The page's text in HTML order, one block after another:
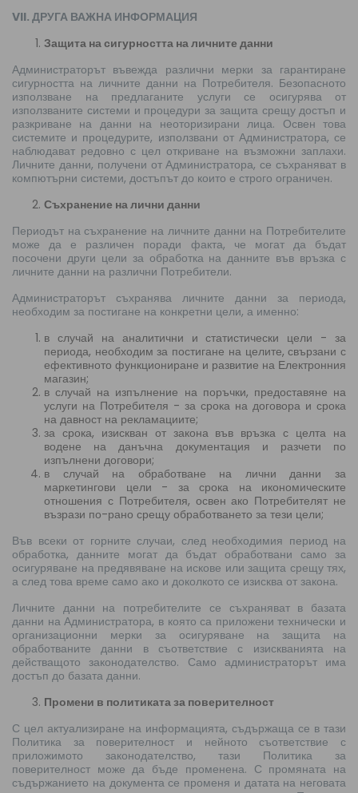
VII. ДРУГА ВАЖНА ИНФОРМАЦИЯ
Защита на сигурността на личните данни
Администраторът въвежда различни мерки за гарантиране
сигурността на личните данни на Потребителя. Безопасното
използване на предлаганите услуги се осигурява от
използваните системи и процедури за защита срещу достъп и
разкриване на данни на неоторизирани лица. Освен това
системите и процедурите, използвани от Администратора, се
наблюдават редовно с цел откриване на възможни заплахи.
Личните данни, получени от Администратора, се съхраняват в
компютърни системи, достъпът до които е строго ограничен.
Съхранение на лични данни
Периодът на съхранение на личните данни на Потребителите
може да е различен поради факта, че могат да бъдат
посочени други цели за обработка на данните във връзка с
личните данни на различни Потребители.
Администраторът съхранява личните данни за периода,
необходим за постигане на конкретни цели, а именно:
в случай на аналитични и статистически цели - за
периода, необходим за постигане на целите, свързани с
ефективното функциониране и развитие на Електронния
магазин;
в случай на изпълнение на поръчки, предоставяне на
услуги на Потребителя - за срока на договора и срока
на давност на рекламациите;
за срока, изискван от закона във връзка с целта на
водене на данъчна документация и разчети по
изпълнени договори;
в случай на обработване на лични данни за
маркетингови цели - за срока на икономическите
отношения с Потребителя, освен ако Потребителят не
възрази по-рано срещу обработването за тези цели;
Във всеки от горните случаи, след необходимия период на
обработка, данните могат да бъдат обработвани само за
осигуряване на предявяване на искове или защита срещу тях,
а след това време само ако и доколкото се изисква от закона.
Личните данни на потребителите се съхраняват в базата
данни на Администратора, в която са приложени технически и
организационни мерки за осигуряване на защита на
обработваните данни в съответствие с изискванията на
действащото законодателство. Само администраторът има
достъп до базата данни.
Промени в политиката за поверителност
С цел актуализиране на информацията, съдържаща се в тази
Политика за поверителност и нейното съответствие с
приложимото законодателство, тази Политика за
поверителност може да бъде променена. С промяната на
съдържанието на документа се променя и датата на неговата